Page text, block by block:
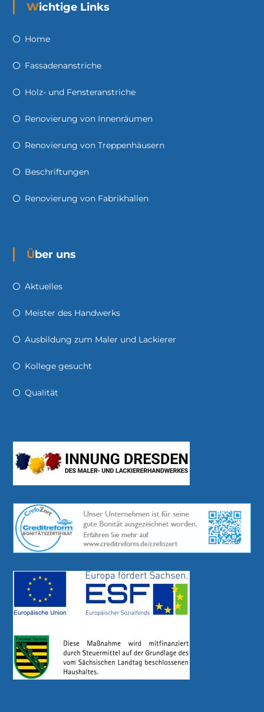
Wichtige Links
Home
Fassadenanstriche
Holz- und Fensteranstriche
Renovierung von Innenräumen
Renovierung von Treppenhäusern
Beschriftungen
Renovierung von Fabrikhallen
Über uns
Aktuelles
Meister des Handwerks
Ausbildung zum Maler und Lackierer
Kollege gesucht
Qualität